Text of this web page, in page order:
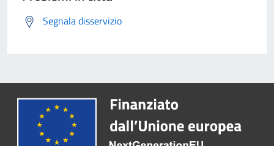
Segnala disservizio